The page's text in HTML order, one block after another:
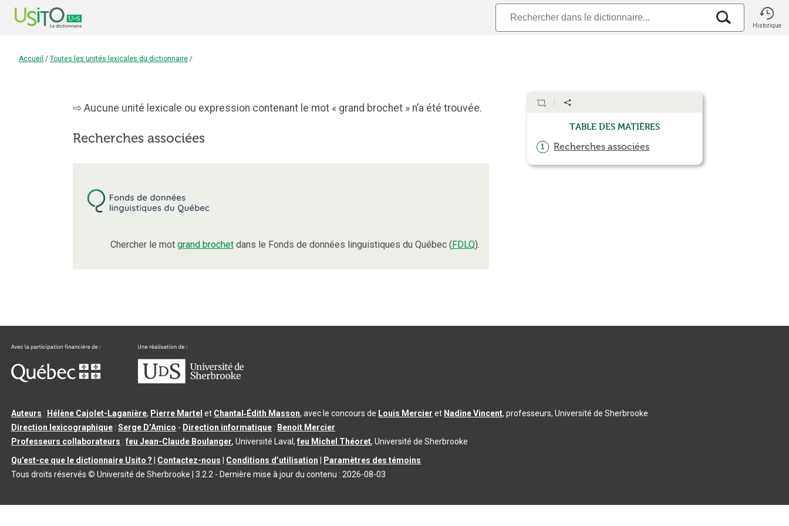
Historique
Accueil / Toutes les unités lexicales du dictionnaire /
Aucune unité lexicale ou expression contenant le mot « grand brochet » n’a été trouvée.
Recherches associées
Chercher le mot grand brochetdans le Fonds de données linguistiques du Québec (FDLQ).
Table des matières
1 Recherches associées
Auteurs : Hélène Cajolet-Laganière, Pierre Martel et Chantal‑Édith Masson, avec le concours de Louis Mercier et Nadine Vincent, professeurs, Université de Sherbrooke
Direction lexicographique :Serge D’Amico - Direction informatique : Benoit Mercier
Professeurs collaborateurs :feu Jean-Claude Boulanger, Université Laval,feu Michel Théoret, Université de Sherbrooke
Qu’est-ce que le dictionnaire Usito ?
Contactez-nous Conditions d’utilisation
Paramètres des témoins
Tous droits réservés © Université de Sherbrooke |3.2.2 - Dernière mise à jour du contenu : 2026-08-03